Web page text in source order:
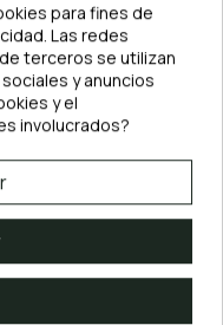
se caracteriza porque la
al grosor del acuario
difusor sin necesidad de
antiestético que ello
tipo de U o acople en cristal.
VER VIDEO INFERIOR):
conducto del difusor.
situar el difusor y recuerde o
tocar en exceso el difusor ya
el difusor según va
para que la doblez se
para fines de
Las redes
terceros se utilizan
y anuncios
y el
involucrados?